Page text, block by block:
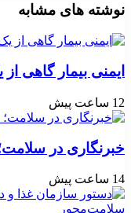
نوشته های مشابه
ایمنی بیمار گاهی
12 ساعت پیش
خبرنگاری در
14 ساعت پیش